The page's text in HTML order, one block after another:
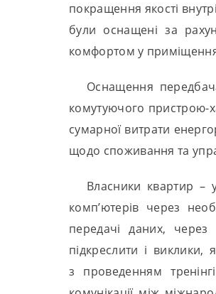
покращення якості
були оснащені за
комфортом у
Оснащення
комутуючого пристрою-
сумарної витрати
щодо споживання та
Власники квартир –
комп’ютерів через
передачі даних, через
підкреслити і
з проведенням